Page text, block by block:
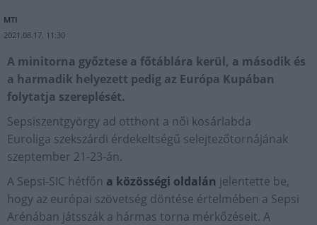
MTI
2021.08.17. 11:30
A minitorna győztese a főtáblára kerül, a második és
a harmadik helyezett pedig az Európa Kupában
folytatja szereplését.
Sepsiszentgyörgy ad otthont a női kosárlabda
Euroliga szekszárdi érdekeltségű selejtezőtornájának
szeptember 21-23-án.
A Sepsi-SIC hétfőn a közösségi oldalán jelentette be,
hogy az európai szövetség döntése értelmében a Sepsi
Arénában játsszák a hármas torna mérkőzéseit. A